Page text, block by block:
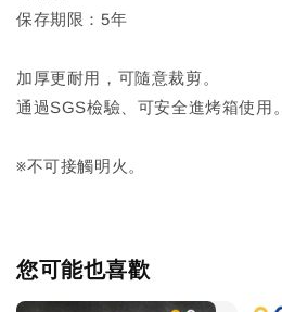
保存期限：5年
加厚更耐用，可隨意裁剪。
通過SGS檢驗、可安全進烤箱使用。
※不可接觸明火。
您可能也喜歡